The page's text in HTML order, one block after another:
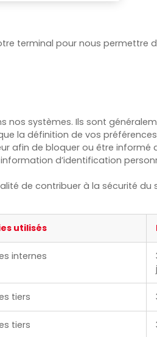
terminal pour nous permettre
nos systèmes. Ils sont
la définition de vos
afin de bloquer ou être informé
d’identification
de contribuer à la sécurité du
utilisés
internes
tiers
tiers